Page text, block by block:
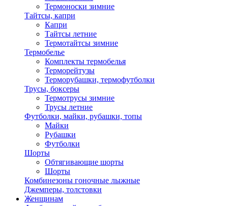
Термоноски зимние
Тайтсы, капри
Капри
Тайтсы летние
Термотайтсы зимние
Термобелье
Комплекты термобелья
Терморейтузы
Терморубашки, термофутболки
Трусы, боксеры
Термотрусы зимние
Трусы летние
Футболки, майки, рубашки, топы
Майки
Рубашки
Футболки
Шорты
Обтягивающие шорты
Шорты
Комбинезоны гоночные лыжные
Джемперы, толстовки
Женщинам